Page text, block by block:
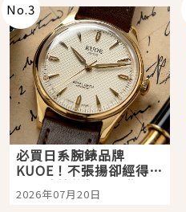
No.3
必買日系腕錶品牌
KUOE！不張揚卻經得起
時間洗鍊的經典之作五
選
2026年07月20日